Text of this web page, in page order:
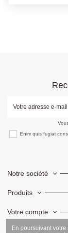
Enim quis fugiat
Notre société
Produits
Votre compte
Informations
En poursuivant